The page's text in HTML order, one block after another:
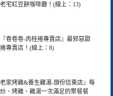
宅紅豆餅咖啡廳！(線上：13)
卷卷卷-肉桂捲專賣店』最邪惡甜
專賣店！(線上：8)
老家烤雞&養生雞湯-頭份信東店』每
、烤雞、雞湯一次滿足的聚餐餐